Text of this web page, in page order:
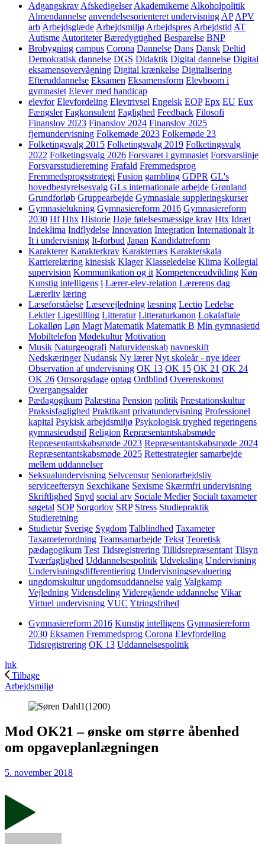
Adgangskrav Afskedigelser Akademikerne Alkoholpolitik
Almendannelse anvendelsesorienteret undervisning AP APV
arb Arbejdsglæde Arbejdsmiljø Arbejdspres Arbejdstid AT
Autisme Autoriteter Bæredygtighed Besparelse BNP
Brobygning campus Corona Dannelse Dans Dansk Deltid
Demokratisk dannelse DGS Didaktik Digital dannelse Digital
eksamensovervågning Digital krænkelse Digitalisering
Efteruddannelse Eksamen Eksamensform Elevboom i
gymnasiet Elever med handicap
elevfor Elevfordeling Elevtrivsel Engelsk EOP Epx EU Eux
Fængsler Fagkonsulent Faglighed Feedback Filosofi
Finanslov 2023 Finanslov 2024 Finanslov 2025
fjernundervisning Folkemøde 2023 Folkemøde 23
Folketingsvalg 2015 Folketingsvalg 2019 Folketingsvalg
2022 Folketingsvalg 2026 Forsvaret i gymnasiet Forsvarslinje
Forsvarsstudieretning Frafald Fremmedsprog
Fremmedsprogsstrategi Fusion gambling GDPR GL's
hovedbestyrelsesvalg GLs internationale arbejde Grønland
Grundforløb Gruppearbejde Gymnasiale suppleringskurser
Gymnasielukning Gymnasiereform 2016 Gymnasiereform
2030 Hf Hhx Historie Høje følelsesmæssige krav Htx Idræt
Indeklima Indflydelse Innovation Integration Internationalt It
It i undervisning It-forbud Japan Kandidatreform
Karakterer Karakterkrav Karakterræs Karakterskala
Karrierelæring kinesisk Klager Klasseledelse Klima Kollegial
supervision Kommunikation og it Kompetenceudvikling Køn
Kunstig intelligens l Lærer-elev-relation Lærerens dag
Lærerliv læring
Læseforståelse Læsevejledning læsning Lectio Ledelse
Lektier Ligestilling Litteratur Litteraturkanon Lokalaftale
Lokalløn Løn Magt Matematik Matematik B Min gymnasietid
Mobiltelefon Mødekultur Motivation
Musik Naturgeografi Naturvidenskab navneskift
Nedskæringer Nudansk Ny lærer Nyt skoleår - nye ideer
Observation af undervisning OK 13 OK 15 OK 21 OK 24
OK 26 Omsorgsdage optag Ordblind Overenskomst
Overgangsalder
Pædagogikum Palæstina Pension politik Præstationskultur
Praksisfaglighed Praktikant privatundervisning Professionel
kapital Psykisk arbejdsmiljø Psykologisk tryghed regeringens
gymnasieudspil Religion Repræsentantskabsmøde
Repræsentantskabsmøde 2023 Repræsentantskabsmøde 2024
Repræsentantskabsmøde 2025 Rettestrategier samarbejde
mellem uddannelser
Seksualundervisning Selvcensur Seniorarbejdsliv
serviceeftersyn Sexchikane Sexisme Skærmfri undervisning
Skriftlighed Snyd social arv Sociale Medier Socialt taxameter
søgetal SOP Sorgorlov SRP Stress Studiepraktik
Studieretning
Studietur Sverige Sygdom Talblindhed Taxameter
Taxameterordning Teamsamarbejde Tekst Teoretisk
pædagogikum Test Tidsregistrering Tillidsrepræsentant Tilsyn
Tværfaglighed Uddannelsespolitik Udveksling Undervisning
Undervisningsdifferentiering Undervisningsevaluering
ungdomskultur ungdomsuddannelse valg Valgkamp
Vejledning Vidensdeling Videregående uddannelse Vikar
Virtuel undervisning VUC Ytringsfrihed
Gymnasiereform 2016 Kunstig intelligens Gymnasiereform
2030 Eksamen Fremmedsprog Corona Elevfordeling
Tidsregistrering OK 13 Uddannelsespolitik
luk
Tilbage
Arbejdsmiljø
Mod OK21 – ønske om større åbenhed
om opgaveplanlægningen
5. november 2018